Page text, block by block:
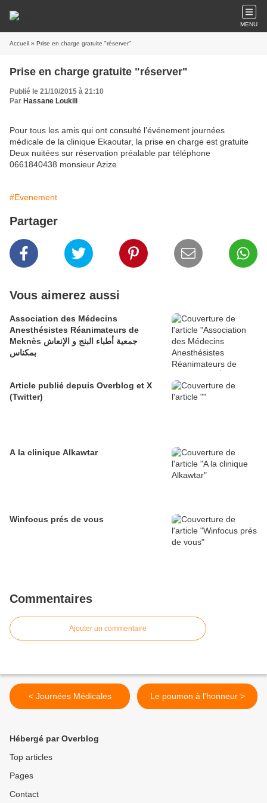
MENU
Accueil » Prise en charge gratuite "réserver"
Prise en charge gratuite "réserver"
Publié le 21/10/2015 à 21:10
Par Hassane Loukili
Pour tous les amis qui ont consulté l’événement journées
médicale de la clinique Ekaoutar, la prise en charge est gratuite
Deux nuitées sur réservation préalable par téléphone
0661840438 monsieur Azize
#Evenement
Partager
Vous aimerez aussi
Association des Médecins
Anesthésistes Réanimateurs de
Meknès جمعية أطباء البنج و الإنعاش
بمكناس
Article publié depuis Overblog et X
(Twitter)
A la clinique Alkawtar
Winfocus prés de vous
Commentaires
Ajouter un commentaire
< Journées Médicales Le poumon à l'honneur >
Hébergé par Overblog
Top articles
Pages
Contact